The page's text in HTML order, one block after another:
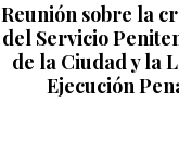
Reunión sobre la
del Servicio
de la Ciudad y la
Ejecución